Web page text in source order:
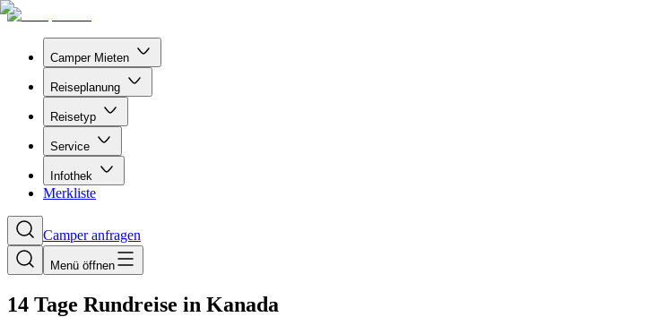
Camper Mieten
Reiseplanung
Reisetyp
Service
Infothek
Merkliste
Camper anfragen
Menü öffnen
14 Tage Rundreise in Kanada